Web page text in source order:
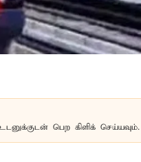
பெற கிளிக் செய்யவும்.